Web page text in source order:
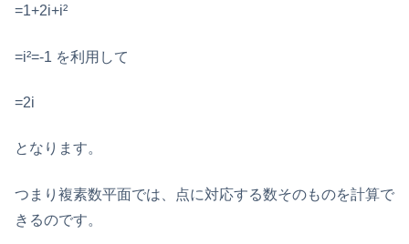
=1+2i+i²
=i²=-1 を利用して
=2i
となります。
つまり複素数平面では、点に対応する数そのものを計算で
きるのです。